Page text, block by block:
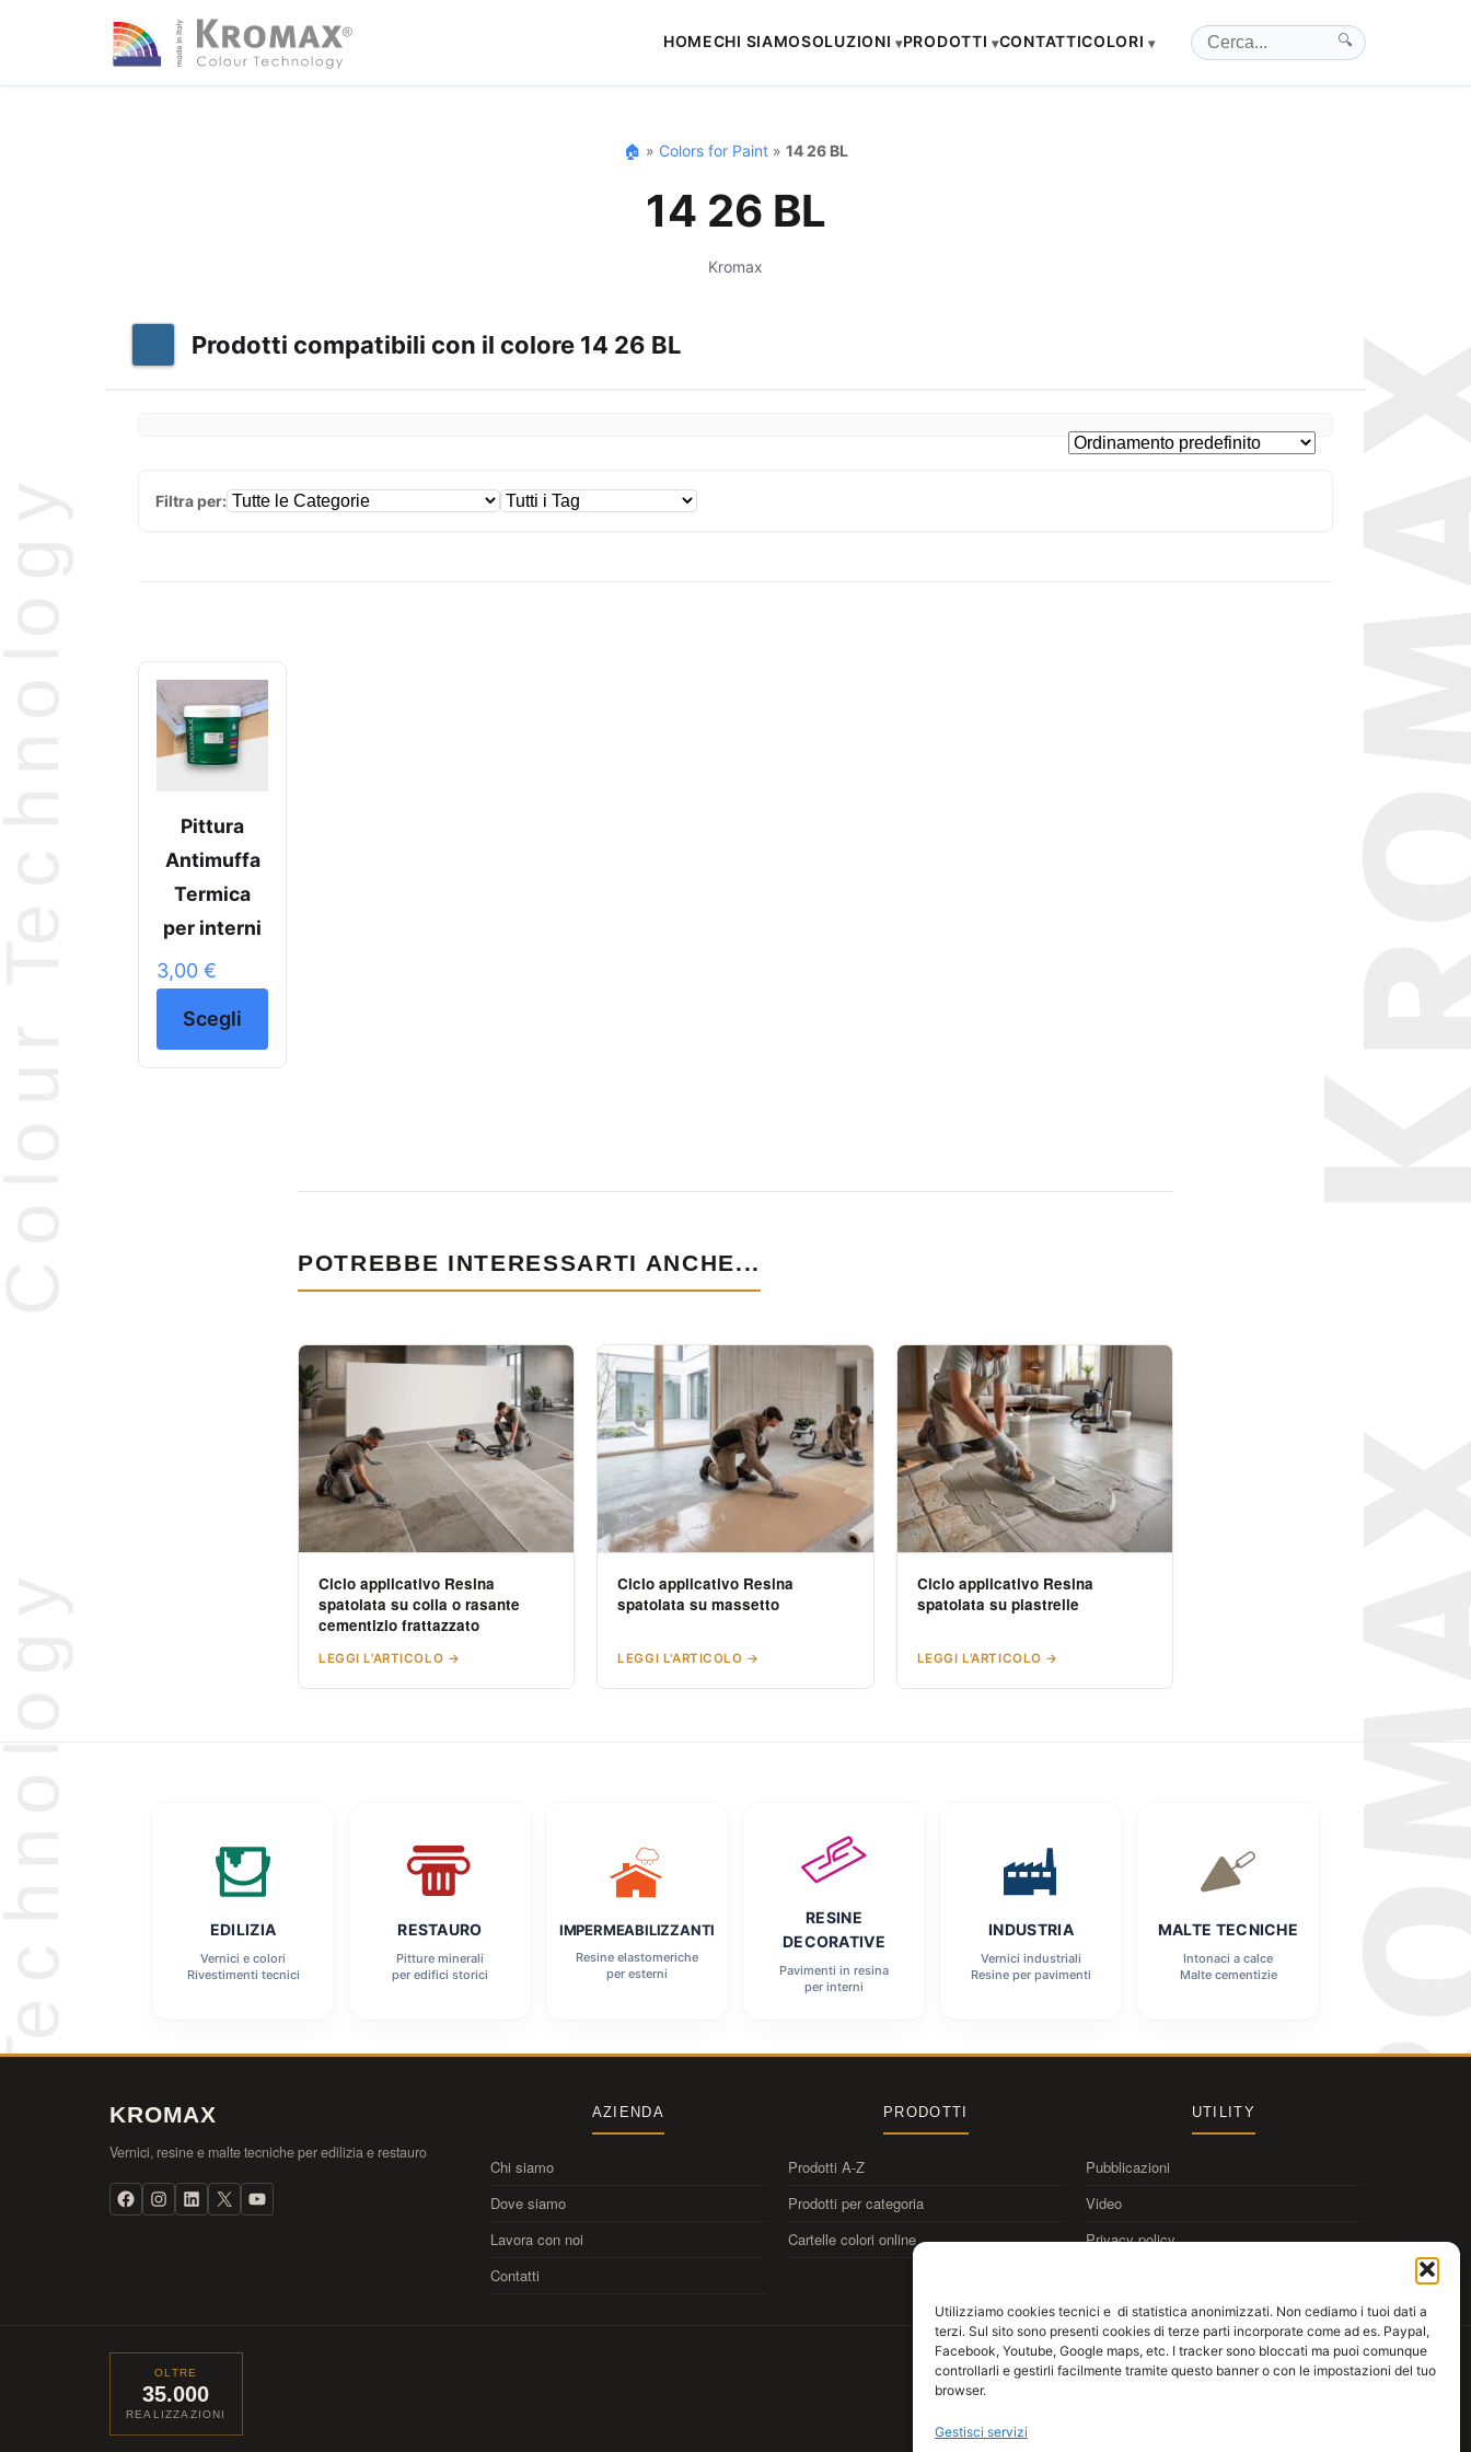
Utilizziamo cookies tecnici e di statistica anonimizzati. Non cediamo i tuoi dati a
terzi. Sul sito sono presenti cookies di terze parti incorporate come ad es. Paypal,
Facebook, Youtube, Google maps, etc. I tracker sono bloccati ma puoi comunque
controllarli e gestirli facilmente tramite questo banner o con le impostazioni del tuo
browser.
Gestisci servizi
HOMECHI SIAMOSOLUZIONI PRODOTTI CONTATTICOLORI 🔍
🏠 » Colors for Paint» 14 26 BL
14 26 BL
Kromax
Prodotti compatibili con il colore 14 26 BL
Filtra per:
Pittura
Antimuffa
Termica
per interni
3,00 €
Scegli
POTREBBE INTERESSARTI ANCHE...
Ciclo applicativo Resina
spatolata su colla o rasante
cementizio frattazzato
LEGGI L'ARTICOLO →
Ciclo applicativo Resina
spatolata su massetto
LEGGI L'ARTICOLO →
Ciclo applicativo Resina
spatolata su piastrelle
LEGGI L'ARTICOLO →
EDILIZIA
Vernici e colori
Rivestimenti tecnici
RESTAURO
Pitture minerali
per edifici storici
IMPERMEABILIZZANTI
Resine elastomeriche
per esterni
RESINE
DECORATIVE
Pavimenti in resina
per interni
INDUSTRIA
Vernici industriali
Resine per pavimenti
MALTE TECNICHE
Intonaci a calce
Malte cementizie
KROMAX
Vernici, resine e malte tecniche per edilizia e restauro
AZIENDA
Chi siamo
Dove siamo
Lavora con noi
Contatti
PRODOTTI
Prodotti A-Z
Prodotti per categoria
Cartelle colori online
UTILITY
Pubblicazioni
Video
Privacy policy
OLTRE
35.000
REALIZZAZIONI
Scarica Kromax AppDrawanteprima colori alle pareti